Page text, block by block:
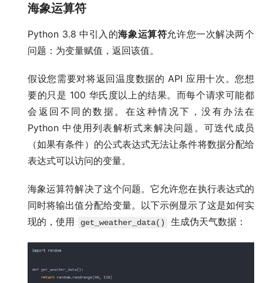
海象运算符
Python 3.8 中引入的海象运算符允许您一次解决两个
问题：为变量赋值，返回该值。
假设您需要对将返回温度数据的 API 应用十次。您想
要的只是 100 华氏度以上的结果。而每个请求可能都
会返回不同的数据。在这种情况下，没有办法在
Python 中使用列表解析式来解决问题。可迭代成员
（如果有条件）的公式表达式无法让条件将数据分配给
表达式可以访问的变量。
海象运算符解决了这个问题。它允许您在执行表达式的
同时将输出值分配给变量。以下示例显示了这是如何实
现的，使用
get_weather_data() 生成伪天气数据：